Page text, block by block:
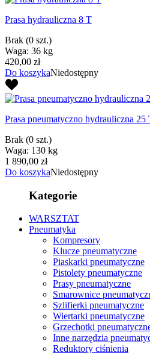
Prasa hydrauliczna 8 T
Brak (0 szt.)
Waga: 36 kg
420,00 zł
Do koszykaNiedostępny
Prasa pneumatyczno hydrauliczna 25
Brak (0 szt.)
Waga: 130 kg
1 890,00 zł
Do koszykaNiedostępny
Kategorie
WARSZTAT
Pneumatyka
Kompresory
Klucze pneumatyczne
Piaskarki pneumatyczne
Pistolety pneumatyczne
Prasy pneumatyczne
Smarownice
Szlifierki pneumatyczne
Wiertarki pneumatyczne
Grzechotki
Inne narzędzia
Reduktory ciśnienia